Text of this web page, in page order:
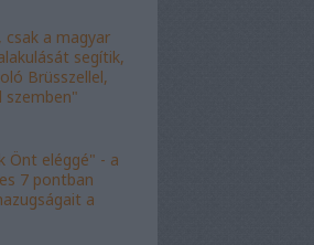
csak a magyar
segítik,
Brüsszellel,
szemben"
Önt eléggé" - a
7 pontban
a